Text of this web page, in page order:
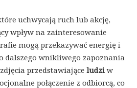
uchwycają ruch lub akcję,
wpływ na zainteresowanie
mogą przekazywać energię i
dalszego wnikliwego zapoznania
przedstawiające ludzi w
połączenie z odbiorcą, co